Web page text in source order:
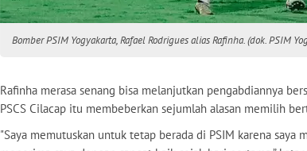
Bomber PSIM Yogyakarta, Rafael Rodrigues alias Rafinha. (dok. PSIM
Rafinha merasa senang bisa melanjutkan pengabdiannya
PSCS Cilacap itu membeberkan sejumlah alasan memilih
"Saya memutuskan untuk tetap berada di PSIM karena saya